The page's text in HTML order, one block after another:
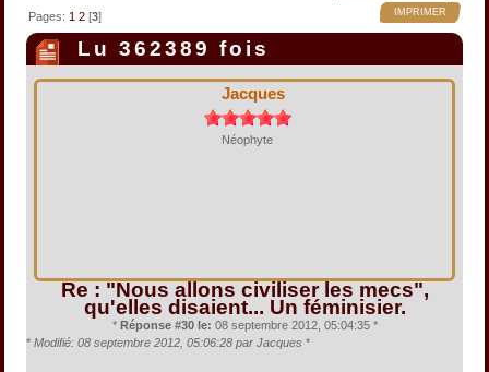
IMPRIMER
Pages: 1 2 [3]
Lu 362389 fois
Jacques
Néophyte
Re : "Nous allons civiliser les mecs",
qu'elles disaient... Un féminisier.
* Réponse #30 le: 08 septembre 2012, 05:04:35 *
* Modifié: 08 septembre 2012, 05:06:28 par Jacques *